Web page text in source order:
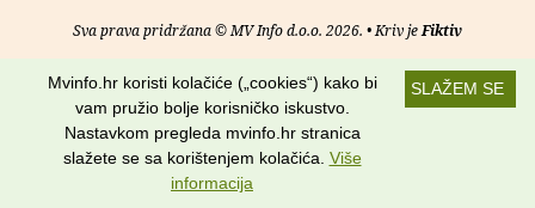
Sva prava pridržana © MV Info d.o.o. 2026. • Kriv jeFiktiv
O nama• Pomoć• Uvjeti korištenja•RSS kanali
SLAŽEM SE
Mvinfo.hr koristi kolačiće („cookies“) kako bi
vam pružio bolje korisničko iskustvo.
Nastavkom pregleda mvinfo.hr stranica
slažete se sa korištenjem kolačića. Više
informacija